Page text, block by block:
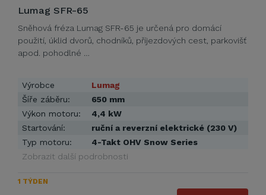
Lumag SFR-65
Sněhová fréza Lumag SFR-65 je určená pro domácí
použití, úklid dvorů, chodníků, příjezdových cest, parkovišť
apod. pohodlné …
Výrobce
Lumag
Šíře záběru:
650 mm
Výkon motoru:
4,4 kW
Startování:
ruční a reverzní elektrické (230 V)
Typ motoru:
4-Takt OHV Snow Series
Zobrazit další podrobnosti
1 TÝDEN